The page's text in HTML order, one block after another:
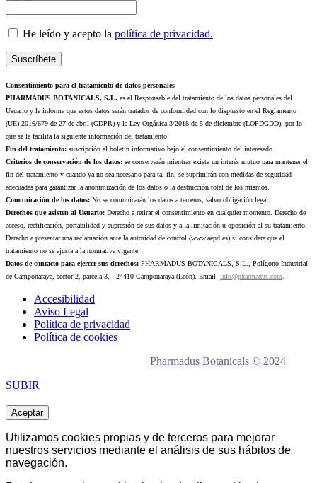
He leído y acepto la política de privacidad.
Consentimiento para el tratamiento de datos personales
PHARMADUS BOTANICALS, S.L. es el Responsable del tratamiento de los datos personales del
Usuario y le informa que estos datos serán tratados de conformidad con lo dispuesto en el Reglamento
(UE) 2016/679 de 27 de abril (GDPR) y la Ley Orgánica 3/2018 de 5 de diciembre (LOPDGDD), por lo
que se le facilita la siguiente información del tratamiento:
Fin del tratamiento: suscripción al boletín informativo bajo el consentimiento del interesado.
Criterios de conservación de los datos: se conservarán mientras exista un interés mutuo para mantener el
fin del tratamiento y cuando ya no sea necesario para tal fin, se suprimirán con medidas de seguridad
adecuadas para garantizar la anonimización de los datos o la destrucción total de los mismos.
Comunicación de los datos: No se comunicarán los datos a terceros, salvo obligación legal.
Derechos que asisten al Usuario: Derecho a retirar el consentimiento en cualquier momento. Derecho de
acceso, rectificación, portabilidad y supresión de sus datos y a la limitación u oposición al su tratamiento.
Derecho a presentar una reclamación ante la autoridad de control (www.aepd.es) si considera que el
tratamiento no se ajusta a la normativa vigente.
Datos de contacto para ejercer sus derechos: PHARMADUS BOTANICALS, S.L., Polígono Industrial
de Camponaraya, sector 2, parcela 3, - 24410 Camponaraya (León). Email: info@pharmadus.com.
Accesibilidad
Aviso Legal
Política de privacidad
Política de cookies
Pharmadus Botanicals © 2024
SUBIR
Aceptar
Utilizamos cookies propias y de terceros para mejorar
nuestros servicios mediante el análisis de sus hábitos de
navegación.